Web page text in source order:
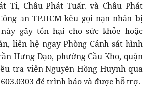
Ti, Châu Phát Tuấn và Châu Phát
an TP.HCM kêu gọi nạn nhân bị
gây tổn hại cho sức khỏe hoặc
liên hệ ngay Phòng Cảnh sát hình
Hưng Đạo, phường Cầu Kho, quận
tra viên Nguyễn Hồng Huynh qua
để trình báo và được hỗ trợ.